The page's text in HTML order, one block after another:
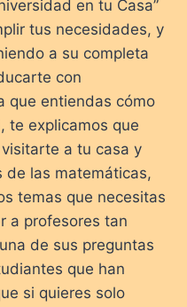
en tu Casa”
tus necesidades, y
a su completa
con
que entiendas cómo
te explicamos que
a tu casa y
de las matemáticas,
temas que necesitas
a profesores tan
de sus preguntas
que han
si quieres solo